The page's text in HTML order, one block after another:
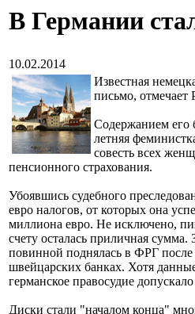
В Германии
10.02.2014
Известная
письмо, отмечает
Содержанием его
летняя
совесть всех
пенсионного страхования.
Убоявшись судебного
евро налогов, от которых она
миллиона евро. Не исключено,
счету осталась приличная
повинной поднялась в ФРГ после
швейцарских банках. Хотя
германское правосудие
Диски стали "началом конца"